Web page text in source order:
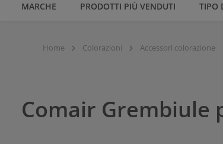
MARCHE PRODOTTI PIÙ VENDUTI TIPO
Home Colorazioni Accessori colorazione
Comair Grembiule